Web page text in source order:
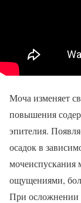
Моча изменяет
повышения
эпителия.
осадок в
мочеиспускания
ощущениями,
При осложнении